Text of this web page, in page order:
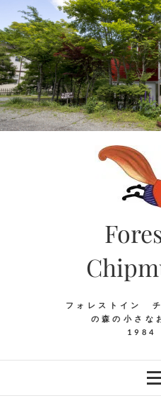
to
content
フォレストイン
の森の小さ